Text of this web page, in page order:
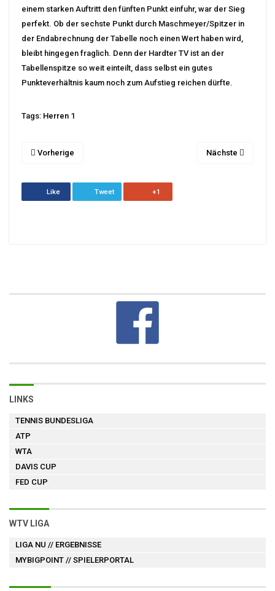
einem starken Auftritt den fünften Punkt einfuhr, war der Sieg
perfekt. Ob der sechste Punkt durch Maschmeyer/Spitzer in
der Endabrechnung der Tabelle noch einen Wert haben wird,
bleibt hingegen fraglich. Denn der Hardter TV ist an der
Tabellenspitze so weit einteilt, dass selbst ein gutes
Punkteverhältnis kaum noch zum Aufstieg reichen dürfte.
Tags: Herren 1
Vorherige Nächste
Like Tweet +1
LINKS
TENNIS BUNDESLIGA
ATP
WTA
DAVIS CUP
FED CUP
WTV LIGA
LIGA NU // ERGEBNISSE
MYBIGPOINT // SPIELERPORTAL